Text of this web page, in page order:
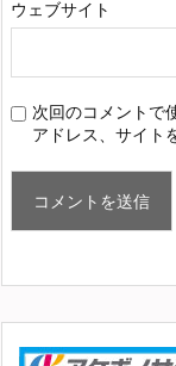
ウェブサイト
次回のコメントで
アドレス、サイト